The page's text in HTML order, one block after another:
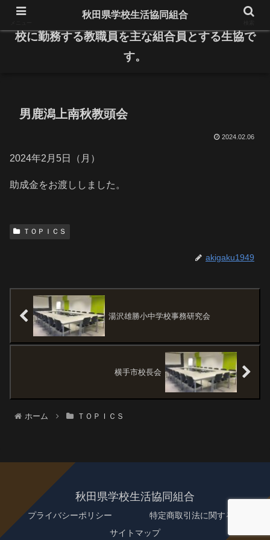
県内の公立小・中学校と高等学校、特別支援学
校に勤務する教職員を主な組合員とする生協で
す。
男鹿潟上南秋教頭会
2024.02.06
2024年2月5日（月）
助成金をお渡ししました。
ＴＯＰＩＣＳ
akigaku1949
湯沢雄勝小中学校事務研究会
横手市校長会
ホーム ＴＯＰＩＣＳ
秋田県学校生活協同組合
プライバシーポリシー
特定商取引法に関する記述
サイトマップ
秋田県学校生活協同組合